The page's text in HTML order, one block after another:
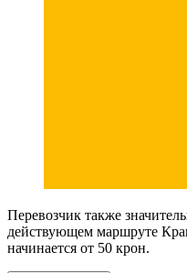
Перевозчик также
действующем маршруте
начинается от 50 крон.